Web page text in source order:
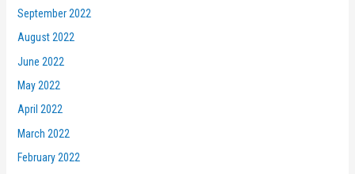
September 2022
August 2022
June 2022
May 2022
April 2022
March 2022
February 2022